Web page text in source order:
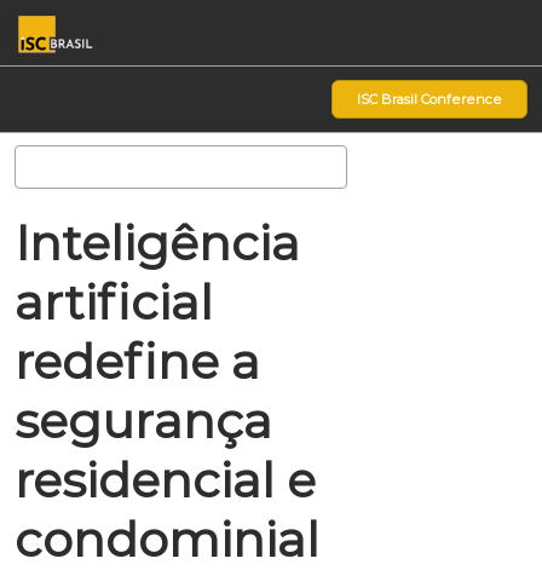
Pular
para
o
ISC Brasil Conference
Inteligência
artificial
redefine a
segurança
residencial e
condominial